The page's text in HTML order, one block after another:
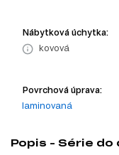
Nábytková úchytka:
kovová
Povrchová úprava:
laminovaná
Popis - Série do